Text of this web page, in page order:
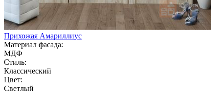
Прихожая Амариллиус
Материал фасада:
МДФ
Стиль:
Классический
Цвет:
Светлый